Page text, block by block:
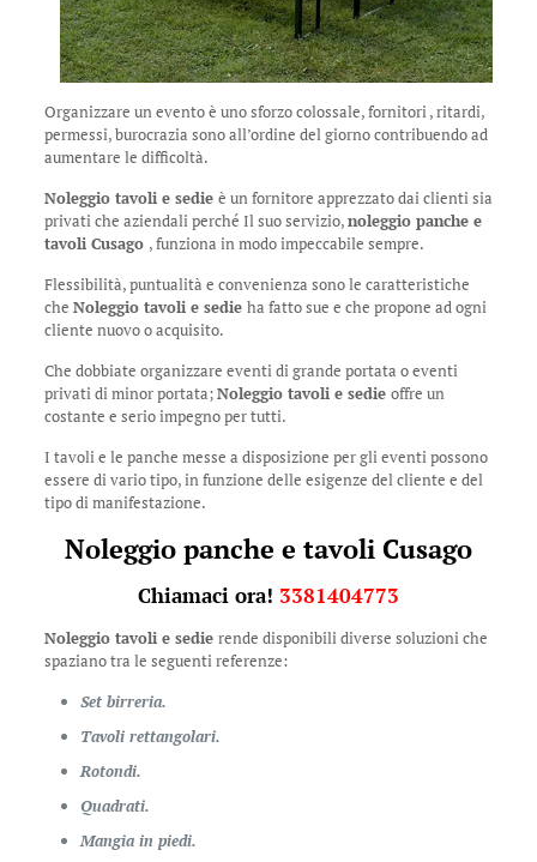
Organizzare un evento è uno sforzo colossale, fornitori , ritardi,
permessi, burocrazia sono all’ordine del giorno contribuendo ad
aumentare le difficoltà.
Noleggio tavoli e sedie è un fornitore apprezzato dai clienti sia
privati che aziendali perché Il suo servizio,noleggio panche e
tavoli Cusago , funziona in modo impeccabile sempre.
Flessibilità, puntualità e convenienza sono le caratteristiche
che Noleggio tavoli e sedie ha fatto sue e che propone ad ogni
cliente nuovo o acquisito.
Che dobbiate organizzare eventi di grande portata o eventi
privati di minor portata;Noleggio tavoli e sedie offre un
costante e serio impegno per tutti.
I tavoli e le panche messe a disposizione per gli eventi possono
essere di vario tipo, in funzione delle esigenze del cliente e del
tipo di manifestazione.
Noleggio panche e tavoli Cusago
Chiamaci ora! 3381404773
Noleggio tavoli e sedie rende disponibili diverse soluzioni che
spaziano tra le seguenti referenze:
Set birreria.
Tavoli rettangolari.
Rotondi.
Quadrati.
Mangia in piedi.